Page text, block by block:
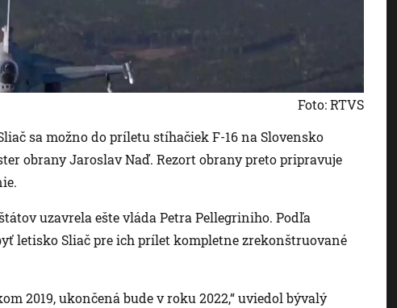
Foto: RTVS
sa možno do príletu stíhačiek F-16 na Slovensko
obrany Jaroslav Naď. Rezort obrany preto pripravuje
uzavrela ešte vláda Petra Pellegriniho. Podľa
letisko Sliač pre ich prílet kompletne zrekonštruované
2019, ukončená bude v roku 2022,“ uviedol bývalý